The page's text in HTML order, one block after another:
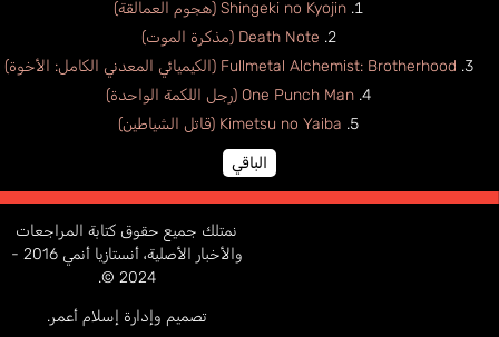
Shingeki no Kyojin (هجوم العمالقة)
Death Note (مذكرة الموت)
Fullmetal Alchemist: Brotherhood (الكيميائي المعدني الكامل: الأخوة)
One Punch Man (رجل اللكمة الواحدة)
Kimetsu no Yaiba (قاتل الشياطين)
الباقي
نمتلك جميع حقوق كتابة المراجعات
والأخبار الأصلية، أنستازيا أنمي 2016 -
2024 ©.
تصميم وإدارة إسلام أعمر.